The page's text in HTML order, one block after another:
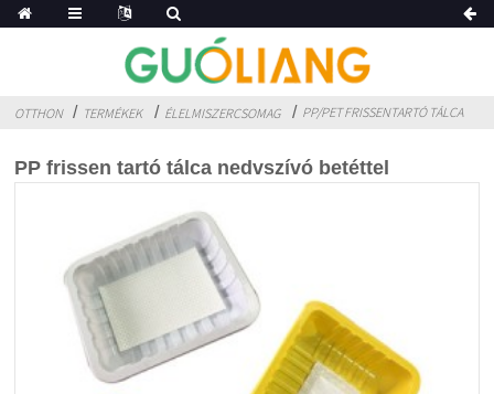
OTTHON TERMÉKEK ÉLELMISZERCSOMAG PP/PET FRISSENTARTÓ TÁLCA
PP frissen tartó tálca nedvszívó betéttel